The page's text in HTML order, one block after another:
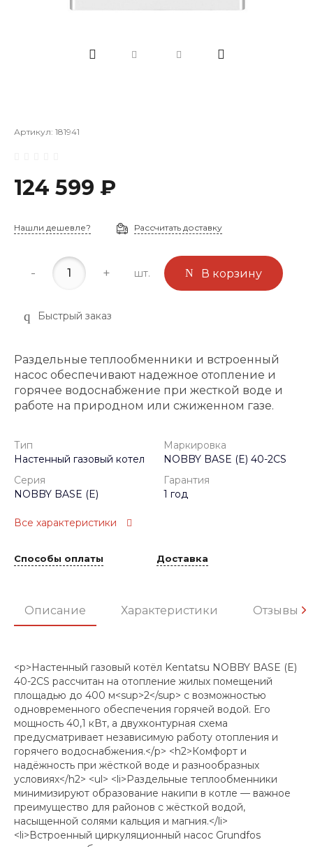
Артикул: 181941
124 599 ₽
Нашли дешевле? Рассчитать доставку
- + шт. В корзину
Быстрый заказ
Раздельные теплообменники и встроенный
насос обеспечивают надежное отопление и
горячее водоснабжение при жесткой воде и
работе на природном или сжиженном газе.
Тип
Настенный газовый котел
Маркировка
NOBBY BASE (E) 40-2CS
Серия
NOBBY BASE (E)
Гарантия
1 год
Все характеристики
Способы оплаты Доставка
Описание Характеристики Отзывы
<p>Настенный газовый котёл Kentatsu NOBBY BASE (E)
40-2CS рассчитан на отопление жилых помещений
площадью до 400 м<sup>2</sup> с возможностью
одновременного обеспечения горячей водой. Его
мощность 40,1 кВт, а двухконтурная схема
предусматривает независимую работу отопления и
горячего водоснабжения.</p> <h2>Комфорт и
надёжность при жёсткой воде и разнообразных
условиях</h2> <ul> <li>Раздельные теплообменники
минимизируют образование накипи в котле — важное
преимущество для районов с жёсткой водой,
насыщенной солями кальция и магния.</li>
<li>Встроенный циркуляционный насос Grundfos